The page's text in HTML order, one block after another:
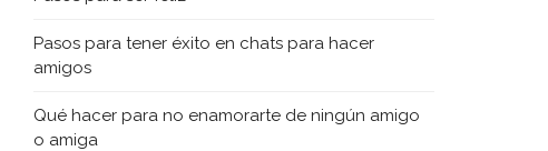
Pasos para tener éxito en chats para hacer
amigos
Qué hacer para no enamorarte de ningún amigo
o amiga